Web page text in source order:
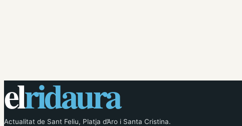
elridaura
Actualitat de Sant Feliu, Platja d’Aro i Santa Cristina.